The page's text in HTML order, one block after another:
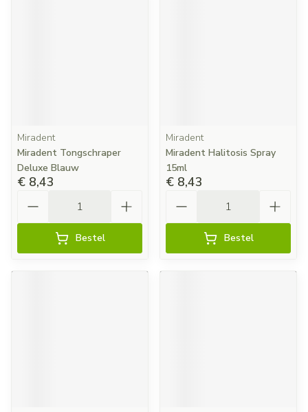
Miradent
Miradent Tongschraper
Deluxe Blauw
€ 8,43
Bestel
Miradent
Miradent Halitosis Spray
15ml
€ 8,43
Bestel